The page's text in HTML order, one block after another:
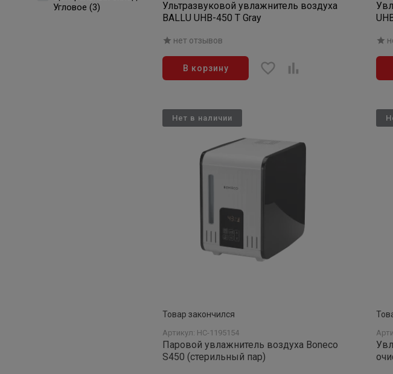
Угловое (3)
Ультразвуковой увлажнитель воздуха
BALLU UHB-450 T Gray
нет отзывов
В корзину
Товар закончился
Артикул: НС-1195154
Паровой увлажнитель воздуха Boneco
S450 (стерильный пар)
Нет в наличии